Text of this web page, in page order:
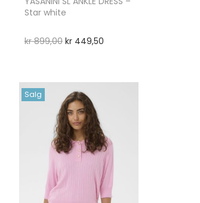
Star white
kr899,00 kr449,50
Salg